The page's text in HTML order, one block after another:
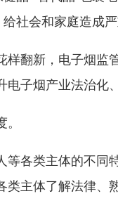
社会和家庭造成严
样翻新，电子烟
子烟产业法治化
各类主体的不
主体了解法律、